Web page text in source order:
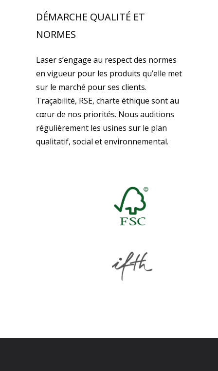
DÉMARCHE QUALITÉ ET
NORMES
Laser s’engage au respect des normes
en vigueur pour les produits qu’elle met
sur le marché pour ses clients.
Traçabilité, RSE, charte éthique sont au
cœur de nos priorités. Nous auditions
régulièrement les usines sur le plan
qualitatif, social et environnemental.